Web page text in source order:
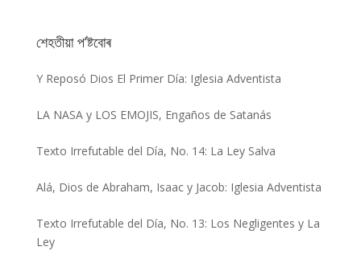
শেহতীয়া প’ষ্টবোৰ
Y Reposó Dios El Primer Día: Iglesia Adventista
LA NASA y LOS EMOJIS, Engaños de Satanás
Texto Irrefutable del Día, No. 14: La Ley Salva
Alá, Dios de Abraham, Isaac y Jacob: Iglesia Adventista
Texto Irrefutable del Día, No. 13: Los Negligentes y La
Ley